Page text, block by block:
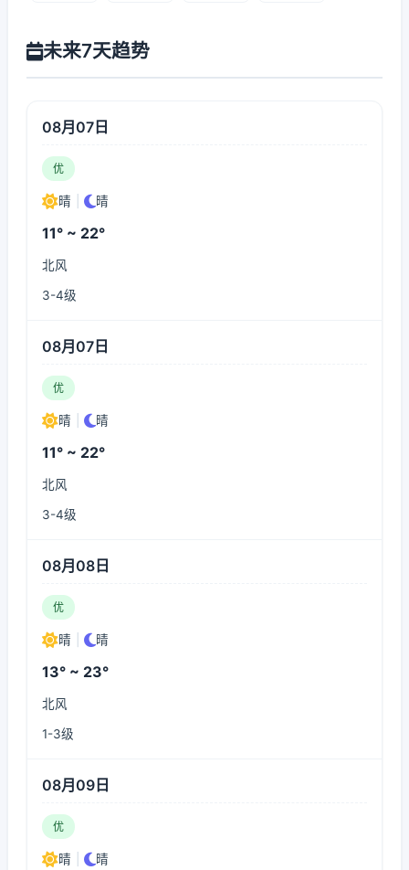
未来7天趋势
08月07日
优
晴 晴
11° ~ 22°
北风
3-4级
08月07日
优
晴 晴
11° ~ 22°
北风
3-4级
08月08日
优
晴 晴
13° ~ 23°
北风
1-3级
08月09日
优
晴 晴